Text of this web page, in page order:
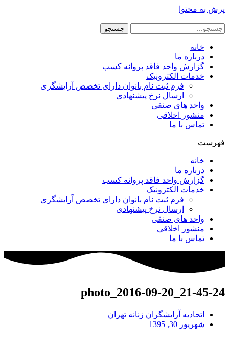
پرش به محتوا
جستجو
خانه
درباره ما
گزارش واحد فاقد پروانه کسب
خدمات الکترونیک
فرم ثبت نام بانوان دارای تخصص آرایشگری
ارسال نرخ پیشنهادی
واحد های صنفی
منشور اخلاقی
تماس با ما
فهرست
خانه
درباره ما
گزارش واحد فاقد پروانه کسب
خدمات الکترونیک
فرم ثبت نام بانوان دارای تخصص آرایشگری
ارسال نرخ پیشنهادی
واحد های صنفی
منشور اخلاقی
تماس با ما
photo_2016-09-20_21-45-24
اتحادیه آرایشگران زنانه تهران
شهریور 30, 1395